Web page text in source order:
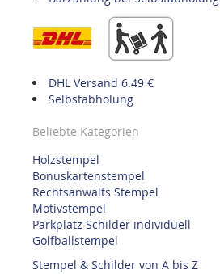
DHL Versand 6.49 €
Selbstabholung
Beliebte Kategorien
Holzstempel
Bonuskartenstempel
Rechtsanwalts Stempel
Motivstempel
Parkplatz Schilder individuell
Golfballstempel
Stempel & Schilder von A bis Z